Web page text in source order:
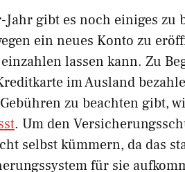
Jahr gibt es noch einiges zu
ein neues Konto zu
lassen kann. Zu
im Ausland
zu beachten gibt,
. Um den
selbst kümmern, da das
für sie